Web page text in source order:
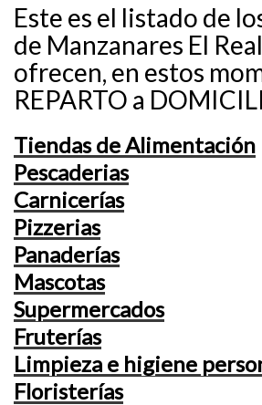
Este es el listado de
de Manzanares El
ofrecen, en estos
REPARTO a
Tiendas de Alimentación
Pescaderias
Carnicerías
Pizzerias
Panaderías
Mascotas
Supermercados
Fruterías
Limpieza e higiene
Floristerías